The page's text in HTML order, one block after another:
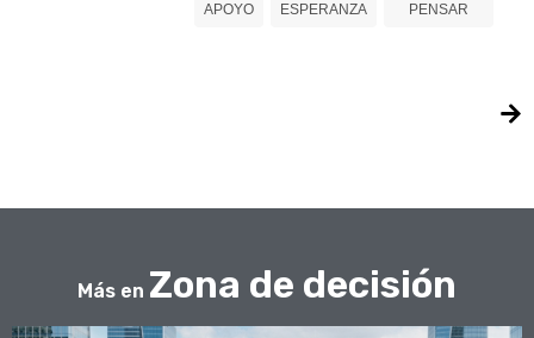
APOYO
ESPERANZA
PENSAR
Más en Zona de decisión